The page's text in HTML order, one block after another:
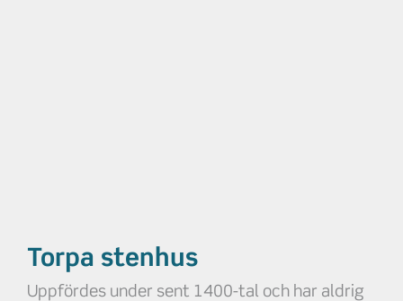
Torpa stenhus
Uppfördes under sent 1400-tal och har aldrig